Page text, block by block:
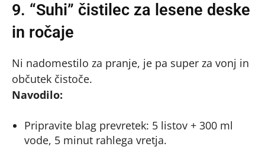
9. “Suhi” čistilec za lesene deske
in ročaje
Ni nadomestilo za pranje, je pa super za vonj in
občutek čistoče.
Navodilo:
Pripravite blag prevretek: 5 listov + 300 ml
vode, 5 minut rahlega vretja.